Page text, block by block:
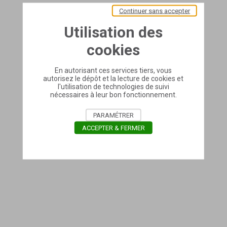
Utilisation des
cookies
En autorisant ces services tiers, vous
autorisez le dépôt et la lecture de cookies et
l'utilisation de technologies de suivi
nécessaires à leur bon fonctionnement.
Continuer sans accepter
PARAMÉTRER
ACCEPTER & FERMER